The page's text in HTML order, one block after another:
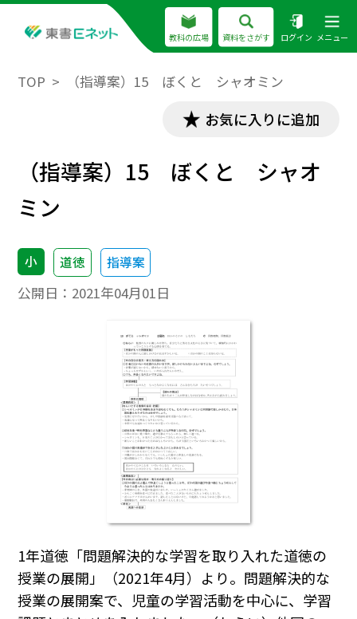
教科の広場 資料をさがす ログイン メニュー
TOP （指導案）15 ぼくと シャオミン
お気に入りに追加
（指導案）15 ぼくと シャオ
ミン
小 道徳 指導案
公開日： 2021年04月01日
1年道徳「問題解決的な学習を取り入れた道徳の
授業の展開」（2021年4月）より。問題解決的な
授業の展開案で、児童の学習活動を中心に、学習